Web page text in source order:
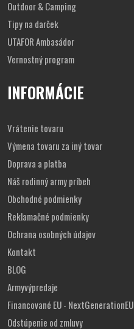
Outdoor & Camping
Tipy na darček
UTAFOR Ambasádor
Vernostný program
INFORMÁCIE
Vrátenie tovaru
Výmena tovaru za iný tovar
Doprava a platba
Náš rodinný army príbeh
Obchodné podmienky
Reklamačné podmienky
Ochrana osobných údajov
Kontakt
BLOG
Armyvýpredaje
Financované EU - NextGenerationEU
Odstúpenie od zmluvy